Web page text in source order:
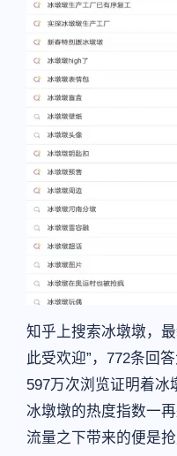
知乎上搜索冰墩墩，
此受欢迎”，772条回
597万次浏览证明着冰
冰墩墩的热度指数一
流量之下带来的便是